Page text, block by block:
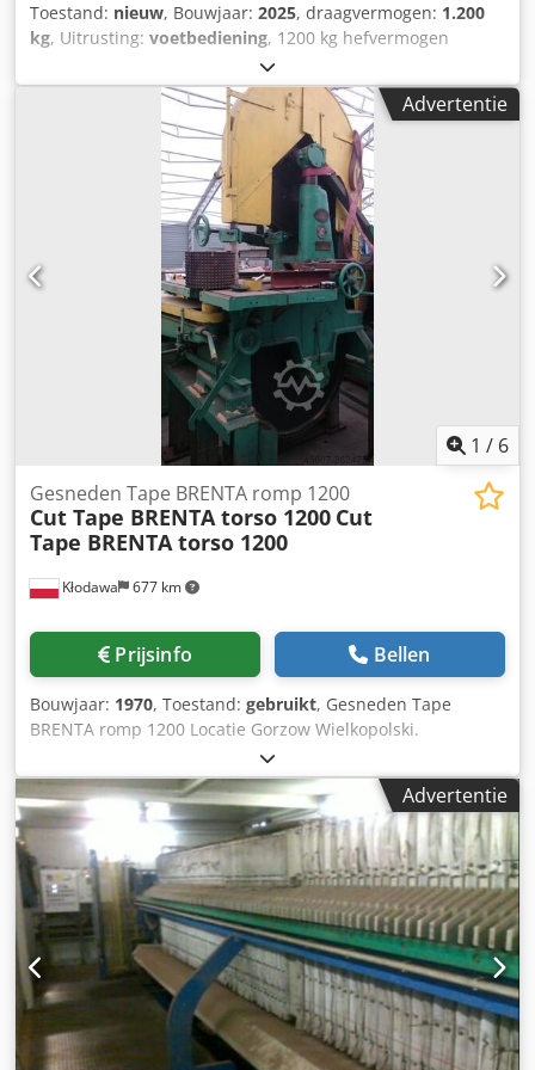
Toestand: nieuw, Bouwjaar: 2025, draagvermogen: 1.200
kg, Uitrusting: voetbediening, 1200 kg hefvermogen
lasdraaitafel, CE-certificaat Hefvermogen horizontaal 1200
kg Hefvermogen gekanteld 1200 kg bij lastzwaartepunt 250
mm Zeer robuust uitgevoerd Dcedjxq S Niepfx Antok
Traploos regelbaar toerental van 0,05 tot 0,7 omw/min
(meer omwentelingen mogelijk tegen geringe
ombouwwaarde) Diameter draaitafel 1200 mm Kanteling
tot 120° Hoogte horizontaal 1,05 m, gekanteld tot midden
880 mm Hand- en voetbediening op afstand Lengte 1,35 m
x breedte 1,2 m Spantang of snelwisselspantang
afhankelijk van de grootte tegen meerprijs Zoals
afgebeeld, diameter 1000 mm, prijs € 2.900 (speciale prijs,
verkoop alleen in combinatie met draaitafel)
Tegengewichtlager met stappen € 480, tegengewichtlager
met schroefverstelling € 880, hefvermogen 4000 kg
Advertentie
1 / 6
Kłodawa 677 km
Gesneden Tape BRENTA romp 1200
Cut Tape BRENTA torso 1200 Cut
Tape BRENTA torso 1200
Prijsinfo Bellen
Bouwjaar: 1970, Toestand: gebruikt, Gesneden Tape
BRENTA romp 1200 Locatie Gorzow Wielkopolski.
Leveringsvoorwaarden Kosten van de levering Client cover
Opstarttype onderhandeld Dodpfx Anjcudizotjck
Beschrijving Opmerkingen Verticale lintzaag blad
stylitowane carbide wieldiameter 1200 mm, verstelbare
mechanische feed, feed-verordening soepel op de tape en
de wielen plat, gietijzer, geen behoefte te verankeren.
Belangrijk machine heeft de mogelijkheid om de diameters
versneden tot 330 mm, nieuwe Elektra, een volledig klaar
om te gaan, belt breedte 200 mm stylit, na gieten rubber
op de wielen niet hoeft te regenereren.
Advertentie